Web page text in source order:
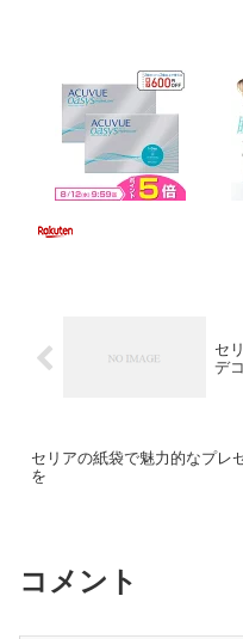
セ
デ
セリアの紙袋で魅力的なプレ
を
コメント